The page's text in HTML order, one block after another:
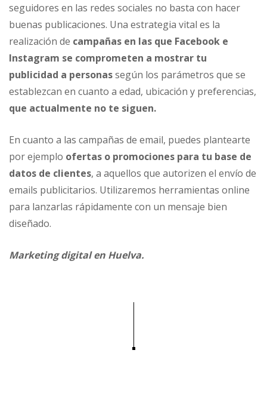
seguidores en las redes sociales no basta con hacer
buenas publicaciones. Una estrategia vital es la
realización de campañas en las que Facebook e
Instagram se comprometen a mostrar tu
publicidad a personassegún los parámetros que se
establezcan en cuanto a edad, ubicación y preferencias,
que actualmente no te siguen.
En cuanto a las campañas de email, puedes plantearte
por ejemplo ofertas o promociones para tu base de
datos de clientes, a aquellos que autorizen el envío de
emails publicitarios. Utilizaremos herramientas online
para lanzarlas rápidamente con un mensaje bien
diseñado.
Marketing digital en Huelva.